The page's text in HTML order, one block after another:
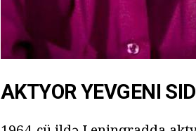
AKTYOR YEVGENI